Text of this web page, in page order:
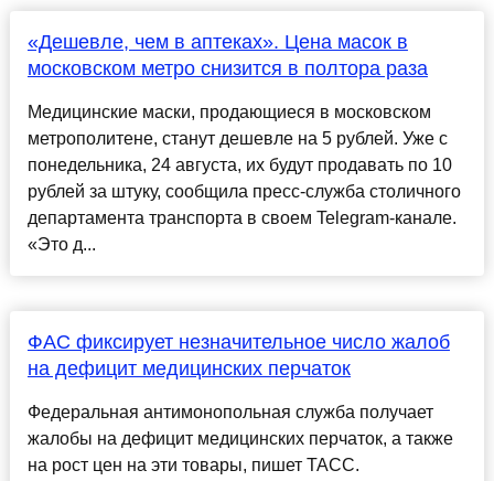
«Дешевле, чем в аптеках». Цена масок в
московском метро снизится в полтора раза
Медицинские маски, продающиеся в московском
метрополитене, станут дешевле на 5 рублей. Уже с
понедельника, 24 августа, их будут продавать по 10
рублей за штуку, сообщила пресс-служба столичного
департамента транспорта в своем Telegram-канале.
«Это д...
ФАС фиксирует незначительное число жалоб
на дефицит медицинских перчаток
Федеральная антимонопольная служба получает
жалобы на дефицит медицинских перчаток, а также
на рост цен на эти товары, пишет ТАСС.